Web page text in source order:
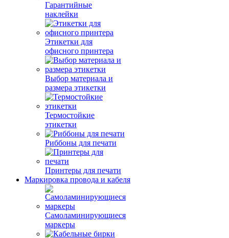
Гарантийные
наклейки
Этикетки для
офисного принтера
Выбор материала и
размера этикетки
Термостойкие
этикетки
Риббоны для печати
Принтеры для печати
Маркировка провода и кабеля
Самоламинирующиеся
маркеры